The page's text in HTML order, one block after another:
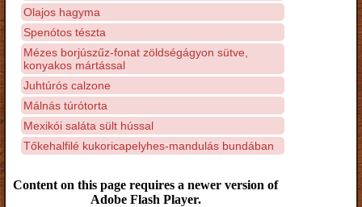
Olajos hagyma
Spenótos tészta
Mézes borjúszűz-fonat zöldségágyon sütve,
konyakos mártással
Juhtúrós calzone
Málnás túrótorta
Mexikói saláta sült hússal
Tőkehalfilé kukoricapelyhes-mandulás bundában
Content on this page requires a newer version of
Adobe Flash Player.